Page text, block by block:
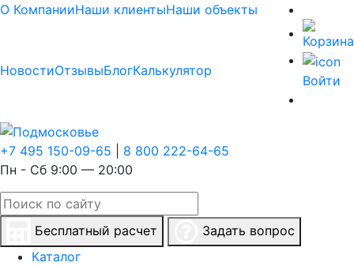
О КомпанииНаши клиентыНаши объекты
НовостиОтзывыБлогКалькулятор
Войти
+7 495 150-09-65
8 800 222-64-65
Пн - Сб 9:00 — 20:00
Бесплатный расчет
Задать вопрос
Каталог